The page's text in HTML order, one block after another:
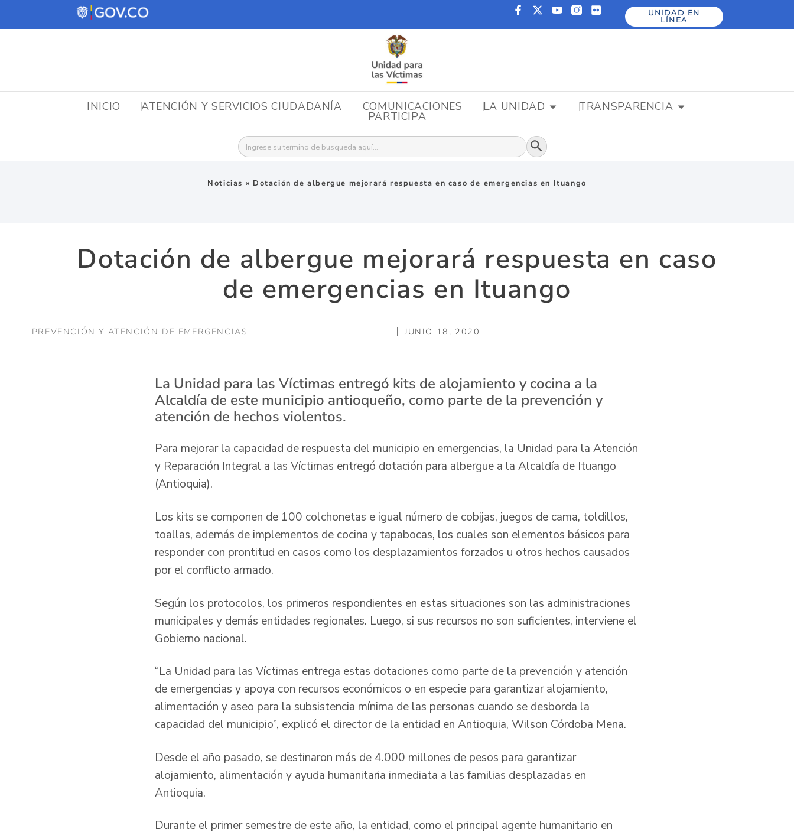
UNIDAD EN
LÍNEA
INICIO ATENCIÓN Y SERVICIOS CIUDADANÍA COMUNICACIONES LA UNIDAD TRANSPARENCIA
PARTICIPA
Buscar: Botón de búsqueda
Noticias » Dotación de albergue mejorará respuesta en caso de emergencias en Ituango
Dotación de albergue mejorará respuesta en caso
de emergencias en Ituango
PREVENCIÓN Y ATENCIÓN DE EMERGENCIAS JUNIO 18, 2020
La Unidad para las Víctimas entregó kits de alojamiento y cocina a la
Alcaldía de este municipio antioqueño, como parte de la prevención y
atención de hechos violentos.
Para mejorar la capacidad de respuesta del municipio en emergencias, la Unidad para la Atención
y Reparación Integral a las Víctimas entregó dotación para albergue a la Alcaldía de Ituango
(Antioquia).
Los kits se componen de 100 colchonetas e igual número de cobijas, juegos de cama, toldillos,
toallas, además de implementos de cocina y tapabocas, los cuales son elementos básicos para
responder con prontitud en casos como los desplazamientos forzados u otros hechos causados
por el conflicto armado.
Según los protocolos, los primeros respondientes en estas situaciones son las administraciones
municipales y demás entidades regionales. Luego, si sus recursos no son suficientes, interviene el
Gobierno nacional.
“La Unidad para las Víctimas entrega estas dotaciones como parte de la prevención y atención
de emergencias y apoya con recursos económicos o en especie para garantizar alojamiento,
alimentación y aseo para la subsistencia mínima de las personas cuando se desborda la
capacidad del municipio”, explicó el director de la entidad en Antioquia, Wilson Córdoba Mena.
Desde el año pasado, se destinaron más de 4.000 millones de pesos para garantizar
alojamiento, alimentación y ayuda humanitaria inmediata a las familias desplazadas en
Antioquia.
Durante el primer semestre de este año, la entidad, como el principal agente humanitario en